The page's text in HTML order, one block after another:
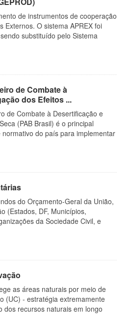
de instrumentos de cooperação
Externos. O sistema APREX foi
substituído pelo Sistema
de Combate à
dos Efeitos ...
de Combate à Desertificação e
(PAB Brasil) é o principal
do país para implementar
do Orçamento-Geral da União,
(Estados, DF, Municípios,
da Sociedade Civil, e
as áreas naturais por meio de
(UC) - estratégia extremamente
dos recursos naturais em longo